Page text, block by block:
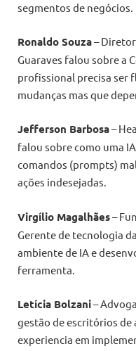
segmentos de negócios.
Ronaldo Souza–
Guaraves falou sobre a
profissional precisa ser
mudanças mas que
Jefferson Barbosa–
falou sobre como uma
comandos (prompts)
ações indesejadas.
Virgílio Magalhães–
Gerente de tecnologia
ambiente de IA e
ferramenta.
Letícia Bolzani–
gestão de escritórios de
experiencia em